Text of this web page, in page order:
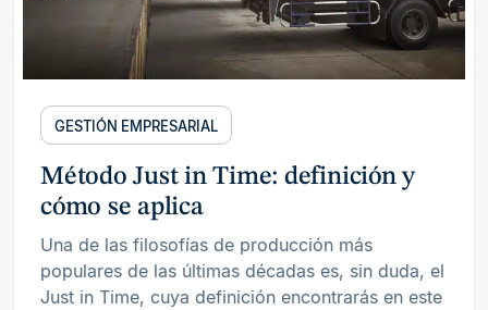
GESTIÓN EMPRESARIAL
Método Just in Time: definición y
cómo se aplica
Una de las filosofías de producción más
populares de las últimas décadas es, sin duda, el
Just in Time, cuya definición encontrarás en este